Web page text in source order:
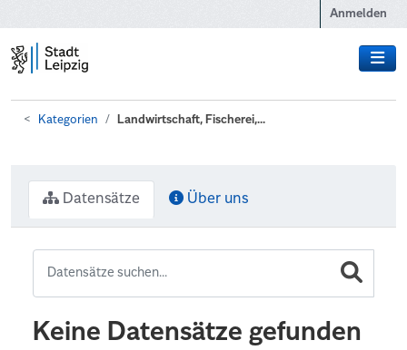
Anmelden
Kategorien Landwirtschaft, Fischerei,...
Datensätze Über uns
Keine Datensätze gefunden